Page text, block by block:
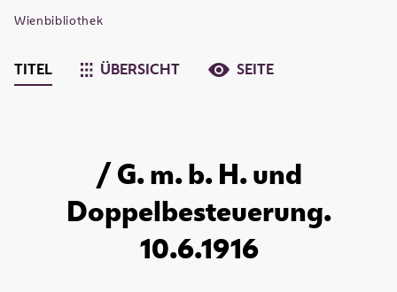
Wienbibliothek
TITEL ÜBERSICHT SEITE
/ G. m. b. H. und
Doppelbesteuerung.
10.6.1916